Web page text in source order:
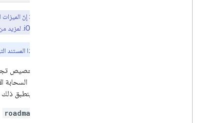
ميزة مدفوعة: إنّ
الميزات في هذا المستند
العناصر. ينطبق
roadmap